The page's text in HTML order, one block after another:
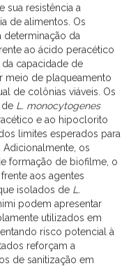
sua resistência a
de alimentos. Os
da
ao ácido peracético
capacidade de
meio de plaqueamento
de colônias viáveis. Os
L. monocytogenes
e ao hipoclorito
limites esperados para
Adicionalmente, os
formação de biofilme, o
aos agentes
isolados de L.
podem apresentar
utilizados em
risco potencial à
reforçam a
de sanitização em